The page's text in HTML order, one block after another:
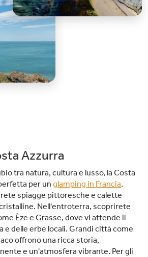
Azzurra
tra natura, cultura e lusso, la Costa
per un glamping in Francia.
spiagge pittoresche e calette
Nell'entroterra, scoprirete
Èze e Grasse, dove vi attende il
e delle erbe locali. Grandi città come
offrono una ricca storia,
e un'atmosfera vibrante. Per gli